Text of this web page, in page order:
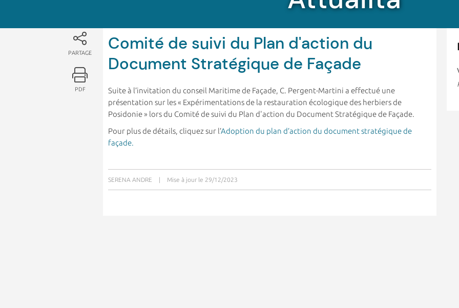
PARTAGE
PDF
Comité de suivi du Plan d'action du
Document Stratégique de Façade
Suite à l’invitation du conseil Maritime de Façade, C. Pergent-Martini a effectué une
présentation sur les « Expérimentations de la restauration écologique des herbiers de
Posidonie » lors du Comité de suivi du Plan d'action du Document Stratégique de Façade.
Pour plus de détails, cliquez sur l’Adoption du plan d’action du document stratégique de
façade.
SERENA ANDRE | Mise à jour le 29/12/2023